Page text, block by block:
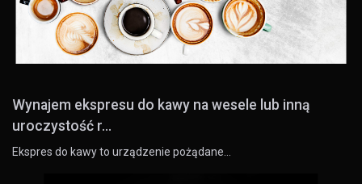
Wynajem ekspresu do kawy na wesele lub inną
uroczystość r...
Ekspres do kawy to urządzenie pożądane…